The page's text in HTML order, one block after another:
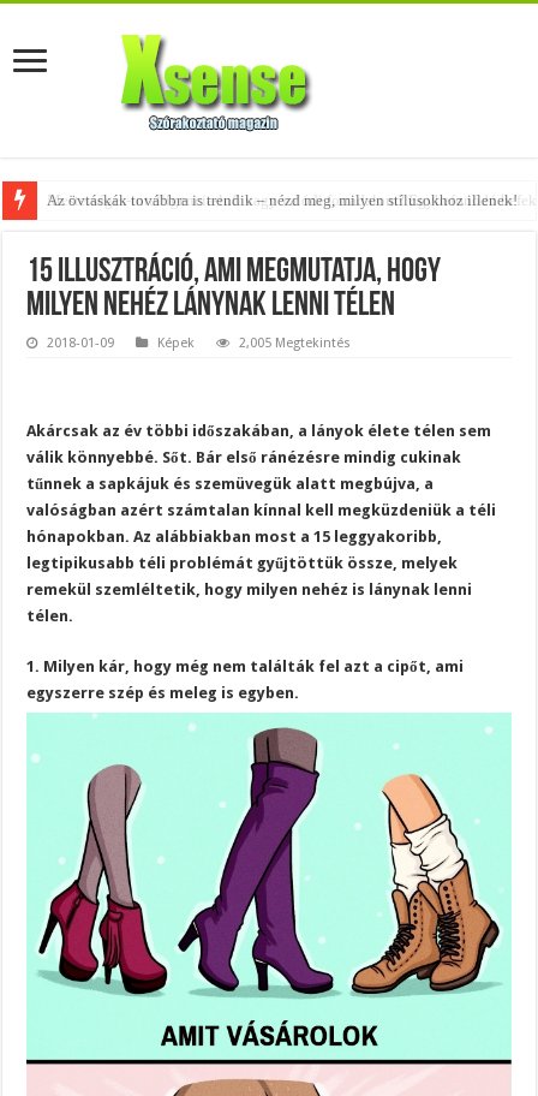
Az övtáskák továbbra is trendik – nézd meg, milyen stílusokhoz illenek!
15 illusztráció, ami megmutatja, hogy
milyen nehéz lánynak lenni télen
2018-01-09 Képek 2,005 Megtekintés
Akárcsak az év többi időszakában, a lányok élete télen sem
válik könnyebbé. Sőt. Bár első ránézésre mindig cukinak
tűnnek a sapkájuk és szemüvegük alatt megbújva, a
valóságban azért számtalan kínnal kell megküzdeniük a téli
hónapokban. Az alábbiakban most a 15 leggyakoribb,
legtipikusabb téli problémát gyűjtöttük össze, melyek
remekül szemléltetik, hogy milyen nehéz is lánynak lenni
télen.
1. Milyen kár, hogy még nem találták fel azt a cipőt, ami
egyszerre szép és meleg is egyben.